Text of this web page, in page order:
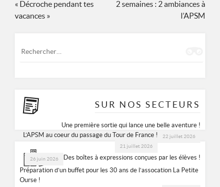
Navigation
de
« Décroche pendant tes
vacances »
2 semaines : 2 ambiances à
l’APSM
SUR NOS SECTEURS
Une première sortie qui lance une belle aventure !
22 juillet 2026
L’APSM au coeur du passage du Tour de France !
21 juillet 2026
Des boîtes à expressions conçues par les élèves !
26 juin 2026
Préparation d’un buffet pour les 30 ans de l’assocation La Petite
Ourse !